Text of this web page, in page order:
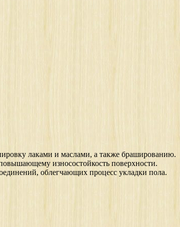
лаками и маслами, а также брашированию.
износостойкость поверхности.
облегчающих процесс укладки пола.